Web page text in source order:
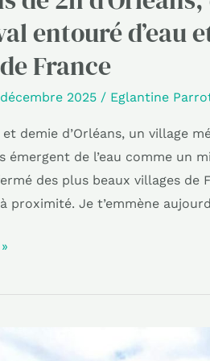
entouré d’eau
France
2025 / Eglantine
demie d’Orléans, un village
de l’eau comme un
des plus beaux villages de
proximité. Je t’emmène